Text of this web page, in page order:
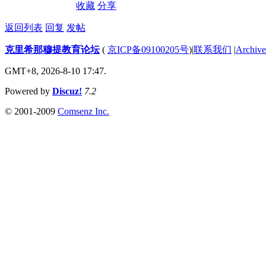
收藏 分享
返回列表 回复 发帖
克里希那穆提教育论坛( 京ICP备09100205号)|联系我们 |
GMT+8, 2026-8-10 17:47.
Powered by Discuz! 7.2
© 2001-2009 Comsenz Inc.